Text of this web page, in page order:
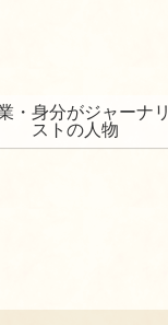
・身分がジャーナリ
ストの人物